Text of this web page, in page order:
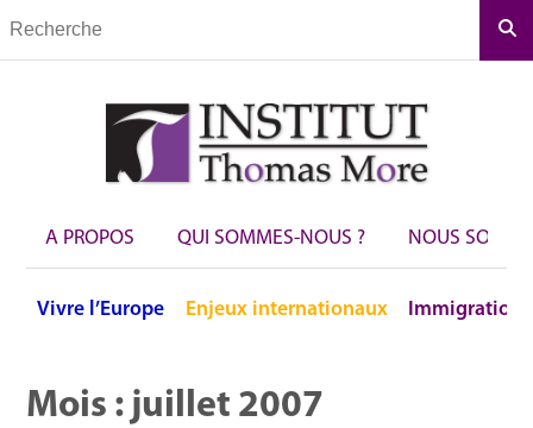
A PROPOS QUI SOMMES-NOUS ? NOUS
Vivre l’Europe Enjeux internationaux Immigration
Mois : juillet 2007